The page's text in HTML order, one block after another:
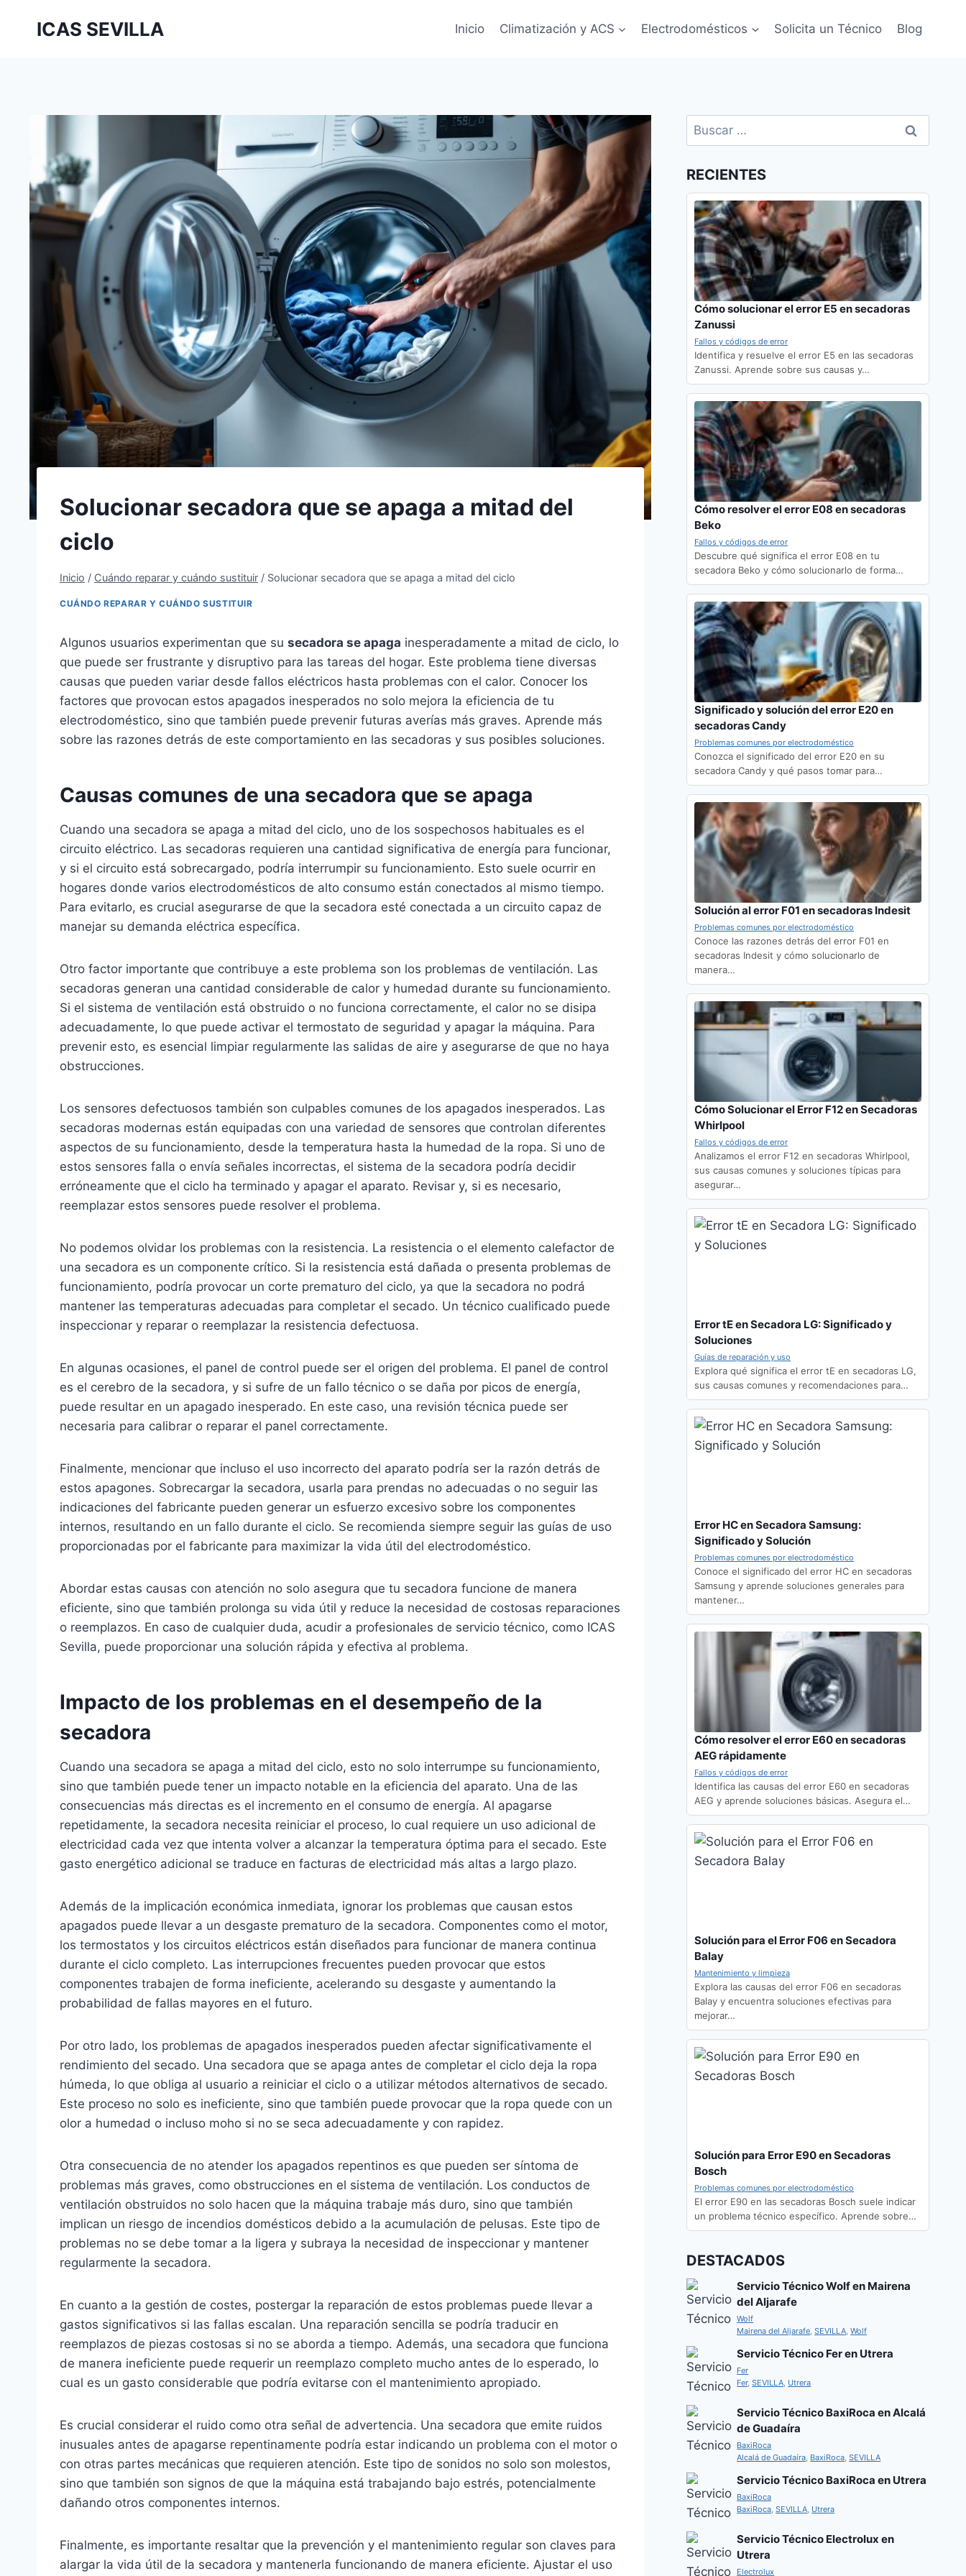
ICAS SEVILLA Inicio Climatización y ACS Electrodomésticos Solicita un Técnico Blog
Solucionar secadora que se apaga a mitad del
ciclo
Inicio / Cuándo reparar y cuándo sustituir / Solucionar secadora que se apaga a mitad del ciclo
CUÁNDO REPARAR Y CUÁNDO SUSTITUIR
Algunos usuarios experimentan que su secadora se apaga inesperadamente a mitad de ciclo, lo
que puede ser frustrante y disruptivo para las tareas del hogar. Este problema tiene diversas
causas que pueden variar desde fallos eléctricos hasta problemas con el calor. Conocer los
factores que provocan estos apagados inesperados no solo mejora la eficiencia de tu
electrodoméstico, sino que también puede prevenir futuras averías más graves. Aprende más
sobre las razones detrás de este comportamiento en las secadoras y sus posibles soluciones.
Causas comunes de una secadora que se apaga
Cuando una secadora se apaga a mitad del ciclo, uno de los sospechosos habituales es el
circuito eléctrico. Las secadoras requieren una cantidad significativa de energía para funcionar,
y si el circuito está sobrecargado, podría interrumpir su funcionamiento. Esto suele ocurrir en
hogares donde varios electrodomésticos de alto consumo están conectados al mismo tiempo.
Para evitarlo, es crucial asegurarse de que la secadora esté conectada a un circuito capaz de
manejar su demanda eléctrica específica.
Otro factor importante que contribuye a este problema son los problemas de ventilación. Las
secadoras generan una cantidad considerable de calor y humedad durante su funcionamiento.
Si el sistema de ventilación está obstruido o no funciona correctamente, el calor no se disipa
adecuadamente, lo que puede activar el termostato de seguridad y apagar la máquina. Para
prevenir esto, es esencial limpiar regularmente las salidas de aire y asegurarse de que no haya
obstrucciones.
Los sensores defectuosos también son culpables comunes de los apagados inesperados. Las
secadoras modernas están equipadas con una variedad de sensores que controlan diferentes
aspectos de su funcionamiento, desde la temperatura hasta la humedad de la ropa. Si uno de
estos sensores falla o envía señales incorrectas, el sistema de la secadora podría decidir
erróneamente que el ciclo ha terminado y apagar el aparato. Revisar y, si es necesario,
reemplazar estos sensores puede resolver el problema.
No podemos olvidar los problemas con la resistencia. La resistencia o el elemento calefactor de
una secadora es un componente crítico. Si la resistencia está dañada o presenta problemas de
funcionamiento, podría provocar un corte prematuro del ciclo, ya que la secadora no podrá
mantener las temperaturas adecuadas para completar el secado. Un técnico cualificado puede
inspeccionar y reparar o reemplazar la resistencia defectuosa.
En algunas ocasiones, el panel de control puede ser el origen del problema. El panel de control
es el cerebro de la secadora, y si sufre de un fallo técnico o se daña por picos de energía,
puede resultar en un apagado inesperado. En este caso, una revisión técnica puede ser
necesaria para calibrar o reparar el panel correctamente.
Finalmente, mencionar que incluso el uso incorrecto del aparato podría ser la razón detrás de
estos apagones. Sobrecargar la secadora, usarla para prendas no adecuadas o no seguir las
indicaciones del fabricante pueden generar un esfuerzo excesivo sobre los componentes
internos, resultando en un fallo durante el ciclo. Se recomienda siempre seguir las guías de uso
proporcionadas por el fabricante para maximizar la vida útil del electrodoméstico.
Abordar estas causas con atención no solo asegura que tu secadora funcione de manera
eficiente, sino que también prolonga su vida útil y reduce la necesidad de costosas reparaciones
o reemplazos. En caso de cualquier duda, acudir a profesionales de servicio técnico, como ICAS
Sevilla, puede proporcionar una solución rápida y efectiva al problema.
Impacto de los problemas en el desempeño de la
secadora
Cuando una secadora se apaga a mitad del ciclo, esto no solo interrumpe su funcionamiento,
sino que también puede tener un impacto notable en la eficiencia del aparato. Una de las
consecuencias más directas es el incremento en el consumo de energía. Al apagarse
repetidamente, la secadora necesita reiniciar el proceso, lo cual requiere un uso adicional de
electricidad cada vez que intenta volver a alcanzar la temperatura óptima para el secado. Este
gasto energético adicional se traduce en facturas de electricidad más altas a largo plazo.
Además de la implicación económica inmediata, ignorar los problemas que causan estos
apagados puede llevar a un desgaste prematuro de la secadora. Componentes como el motor,
los termostatos y los circuitos eléctricos están diseñados para funcionar de manera continua
durante el ciclo completo. Las interrupciones frecuentes pueden provocar que estos
componentes trabajen de forma ineficiente, acelerando su desgaste y aumentando la
probabilidad de fallas mayores en el futuro.
Por otro lado, los problemas de apagados inesperados pueden afectar significativamente el
rendimiento del secado. Una secadora que se apaga antes de completar el ciclo deja la ropa
húmeda, lo que obliga al usuario a reiniciar el ciclo o a utilizar métodos alternativos de secado.
Este proceso no solo es ineficiente, sino que también puede provocar que la ropa quede con un
olor a humedad o incluso moho si no se seca adecuadamente y con rapidez.
Otra consecuencia de no atender los apagados repentinos es que pueden ser síntoma de
problemas más graves, como obstrucciones en el sistema de ventilación. Los conductos de
ventilación obstruidos no solo hacen que la máquina trabaje más duro, sino que también
implican un riesgo de incendios domésticos debido a la acumulación de pelusas. Este tipo de
problemas no se debe tomar a la ligera y subraya la necesidad de inspeccionar y mantener
regularmente la secadora.
En cuanto a la gestión de costes, postergar la reparación de estos problemas puede llevar a
gastos significativos si las fallas escalan. Una reparación sencilla se podría traducir en
reemplazos de piezas costosas si no se aborda a tiempo. Además, una secadora que funciona
de manera ineficiente puede requerir un reemplazo completo mucho antes de lo esperado, lo
cual es un gasto considerable que podría evitarse con el mantenimiento apropiado.
Es crucial considerar el ruido como otra señal de advertencia. Una secadora que emite ruidos
inusuales antes de apagarse repentinamente podría estar indicando un problema con el motor o
con otras partes mecánicas que requieren atención. Este tipo de sonidos no solo son molestos,
sino que también son signos de que la máquina está trabajando bajo estrés, potencialmente
dañando otros componentes internos.
Finalmente, es importante resaltar que la prevención y el mantenimiento regular son claves para
alargar la vida útil de la secadora y mantenerla funcionando de manera eficiente. Ajustar el uso
Buscar:
RECIENTES
Cómo solucionar el error E5 en secadoras
Zanussi
Fallos y códigos de error
Identifica y resuelve el error E5 en las secadoras
Zanussi. Aprende sobre sus causas y…
Cómo resolver el error E08 en secadoras
Beko
Fallos y códigos de error
Descubre qué significa el error E08 en tu
secadora Beko y cómo solucionarlo de forma…
Significado y solución del error E20 en
secadoras Candy
Problemas comunes por electrodoméstico
Conozca el significado del error E20 en su
secadora Candy y qué pasos tomar para…
Solución al error F01 en secadoras Indesit
Problemas comunes por electrodoméstico
Conoce las razones detrás del error F01 en
secadoras Indesit y cómo solucionarlo de
manera…
Cómo Solucionar el Error F12 en Secadoras
Whirlpool
Fallos y códigos de error
Analizamos el error F12 en secadoras Whirlpool,
sus causas comunes y soluciones típicas para
asegurar…
Error tE en Secadora LG: Significado y
Soluciones
Guías de reparación y uso
Explora qué significa el error tE en secadoras LG,
sus causas comunes y recomendaciones para…
Error HC en Secadora Samsung:
Significado y Solución
Problemas comunes por electrodoméstico
Conoce el significado del error HC en secadoras
Samsung y aprende soluciones generales para
mantener…
Cómo resolver el error E60 en secadoras
AEG rápidamente
Fallos y códigos de error
Identifica las causas del error E60 en secadoras
AEG y aprende soluciones básicas. Asegura el…
Solución para el Error F06 en Secadora
Balay
Mantenimiento y limpieza
Explora las causas del error F06 en secadoras
Balay y encuentra soluciones efectivas para
mejorar…
Solución para Error E90 en Secadoras
Bosch
Problemas comunes por electrodoméstico
El error E90 en las secadoras Bosch suele indicar
un problema técnico específico. Aprende sobre…
DESTACAD0S
Servicio Técnico Wolf en Mairena
del Aljarafe
Wolf
Mairena del Aljarafe ,SEVILLA ,Wolf
Servicio Técnico Fer en Utrera
Fer
Fer,SEVILLA Utrera
Servicio Técnico BaxiRoca en Alcalá
de Guadaíra
BaxiRoca
Alcalá de Guadaíra BaxiRoca ,SEVILLA
Servicio Técnico BaxiRoca en Utrera
BaxiRoca
BaxiRoca ,SEVILLA Utrera
Servicio Técnico Electrolux en
Utrera
Electrolux